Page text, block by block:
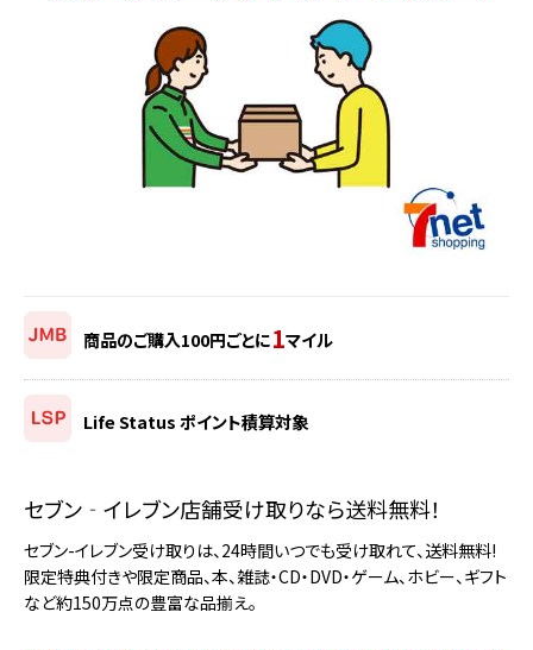
商品のご購入100円ごとに1マイル
Life Status ポイント積算対象
セブン‐イレブン店舗受け取りなら送料無料！
セブン-イレブン受け取りは、24時間いつでも受け取れて、送料無料!
限定特典付きや限定商品、本、雑誌・CD・DVD・ゲーム、ホビー、ギフト
など約150万点の豊富な品揃え。